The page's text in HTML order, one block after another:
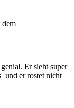
dem
Er sieht super
und er rostet nicht